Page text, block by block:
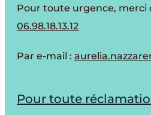
Pour toute urgence, merci
06.98.18.13.12
Par e-mail :
Pour toute